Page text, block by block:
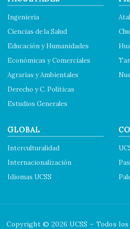
Ingeniería
Ciencias de la Salud
Educación y Humanidades
Económicas y Comerciales
Agrarias y Ambientales
Derecho y C. Políticas
Estudios Generales
GLOBAL
Interculturalidad
Internacionalización
Idiomas UCSS
Copyright © 2026 UCSS – Todos los